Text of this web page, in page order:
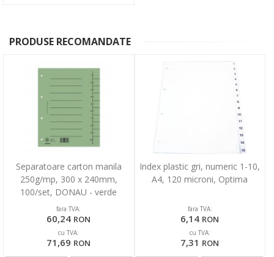
PRODUSE RECOMANDATE
Separatoare carton manila
250g/mp, 300 x 240mm,
100/set, DONAU - verde
fara TVA:
60,24 RON
cu TVA:
71,69 RON
Index plastic gri, numeric 1-10,
A4, 120 microni, Optima
fara TVA:
6,14 RON
cu TVA:
7,31 RON